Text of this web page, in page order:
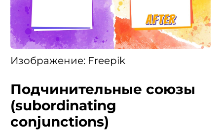
Изображение: Freepik
Подчинительные союзы
(subordinating
conjunctions)